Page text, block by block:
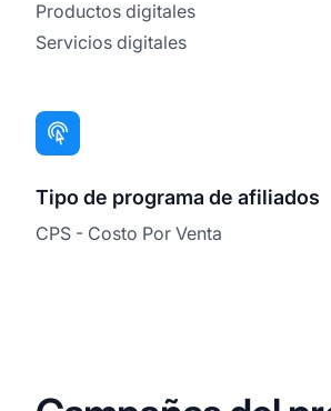
Productos digitales
Servicios digitales
Tipo de programa de afiliados
CPS - Costo Por Venta